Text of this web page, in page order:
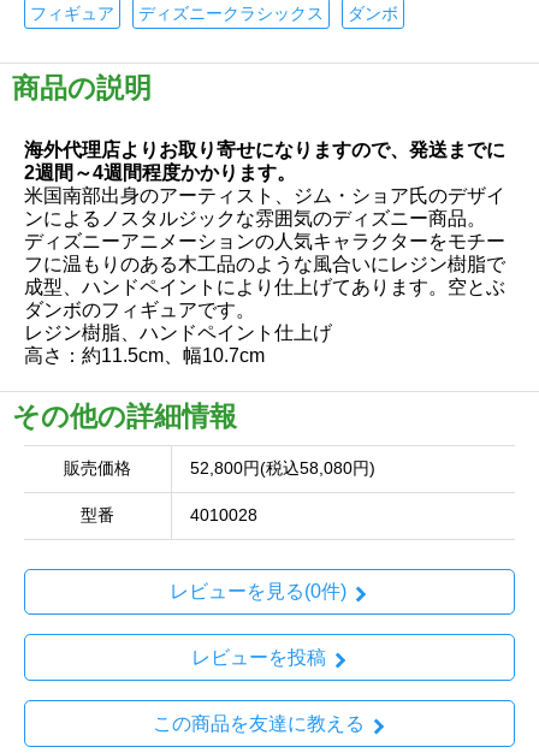
フィギュア ディズニークラシックス ダンボ
商品の説明
海外代理店よりお取り寄せになりますので、発送までに
2週間～4週間程度かかります。
米国南部出身のアーティスト、ジム・ショア氏のデザイ
ンによるノスタルジックな雰囲気のディズニー商品。
ディズニーアニメーションの人気キャラクターをモチー
フに温もりのある木工品のような風合いにレジン樹脂で
成型、ハンドペイントにより仕上げてあります。空とぶ
ダンボのフィギュアです。
レジン樹脂、ハンドペイント仕上げ
高さ：約11.5cm、幅10.7cm
その他の詳細情報
販売価格 52,800円(税込58,080円)
型番 4010028
レビューを見る(0件)
レビューを投稿
この商品を友達に教える